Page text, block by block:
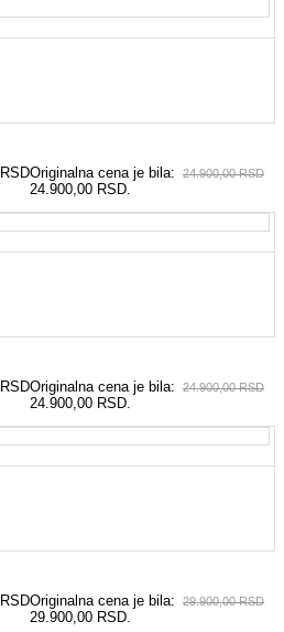
24.900,00RSD
Originalna cena je bila:
24.900,00 RSD.
RSD
24.900,00RSD
Originalna cena je bila:
24.900,00 RSD.
RSD
29.900,00RSD
Originalna cena je bila:
29.900,00 RSD.
RSD